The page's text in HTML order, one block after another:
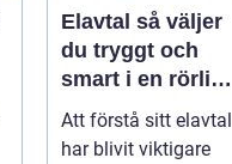
Elavtal så väljer
du tryggt och
smart i en rörlig
elmarknad
Att förstå sitt elavtal
har blivit viktigare